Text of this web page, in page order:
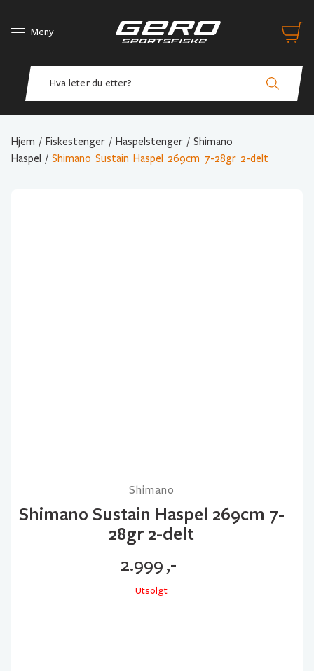
Meny
Hjem / Fiskestenger / Haspelstenger / Shimano
Haspel / Shimano Sustain Haspel 269cm 7-28gr 2-delt
Shimano
Shimano Sustain Haspel 269cm 7-
28gr 2-delt
2.999,-
Utsolgt